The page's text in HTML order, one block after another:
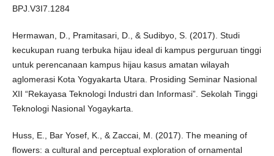
BPJ.V3I7.1284
Hermawan, D., Pramitasari, D., & Sudibyo, S. (2017). Studi
kecukupan ruang terbuka hijau ideal di kampus perguruan tinggi
untuk perencanaan kampus hijau kasus amatan wilayah
aglomerasi Kota Yogyakarta Utara. Prosiding Seminar Nasional
XII “Rekayasa Teknologi Industri dan Informasi”. Sekolah Tinggi
Teknologi Nasional Yogaykarta.
Huss, E., Bar Yosef, K., & Zaccai, M. (2017). The meaning of
flowers: a cultural and perceptual exploration of ornamental